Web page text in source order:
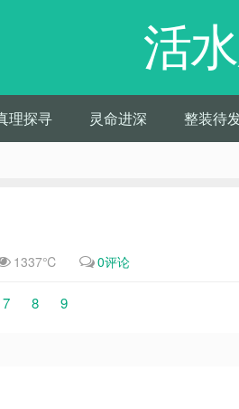
活
理探寻 灵命进深 整装待
1337℃ 0评论
7 8 9